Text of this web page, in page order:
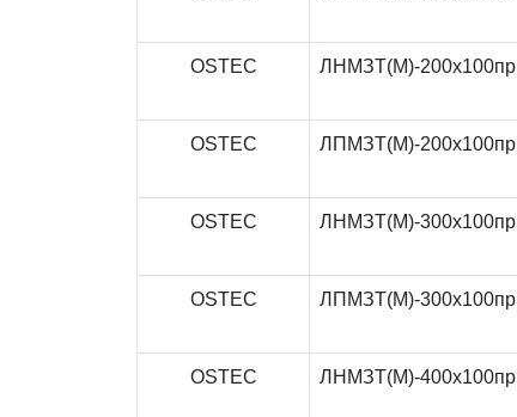
OSTEC ЛНМЗТ(М)-200x100пр
OSTEC ЛПМЗТ(М)-200x100пр
OSTEC ЛНМЗТ(М)-300x100пр
OSTEC ЛПМЗТ(М)-300x100пр
OSTEC ЛНМЗТ(М)-400x100пр